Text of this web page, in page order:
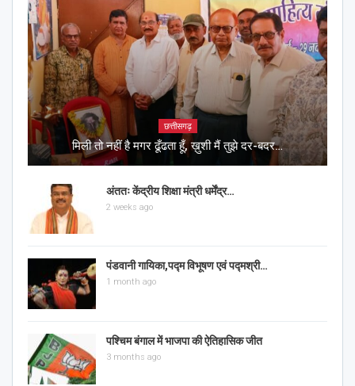
छत्तीसगढ़
मिली तो नहीं है मगर ढूँढता हूँ, ख़ुशी मैं तुझे दर-बदर…
अंततः केंद्रीय शिक्षा मंत्री धर्मेंद्र…
2 weeks ago
पंडवानी गायिका,पद्म विभूषण एवं पद्मश्री…
1 month ago
पश्चिम बंगाल में भाजपा की ऐतिहासिक जीत
3 months ago